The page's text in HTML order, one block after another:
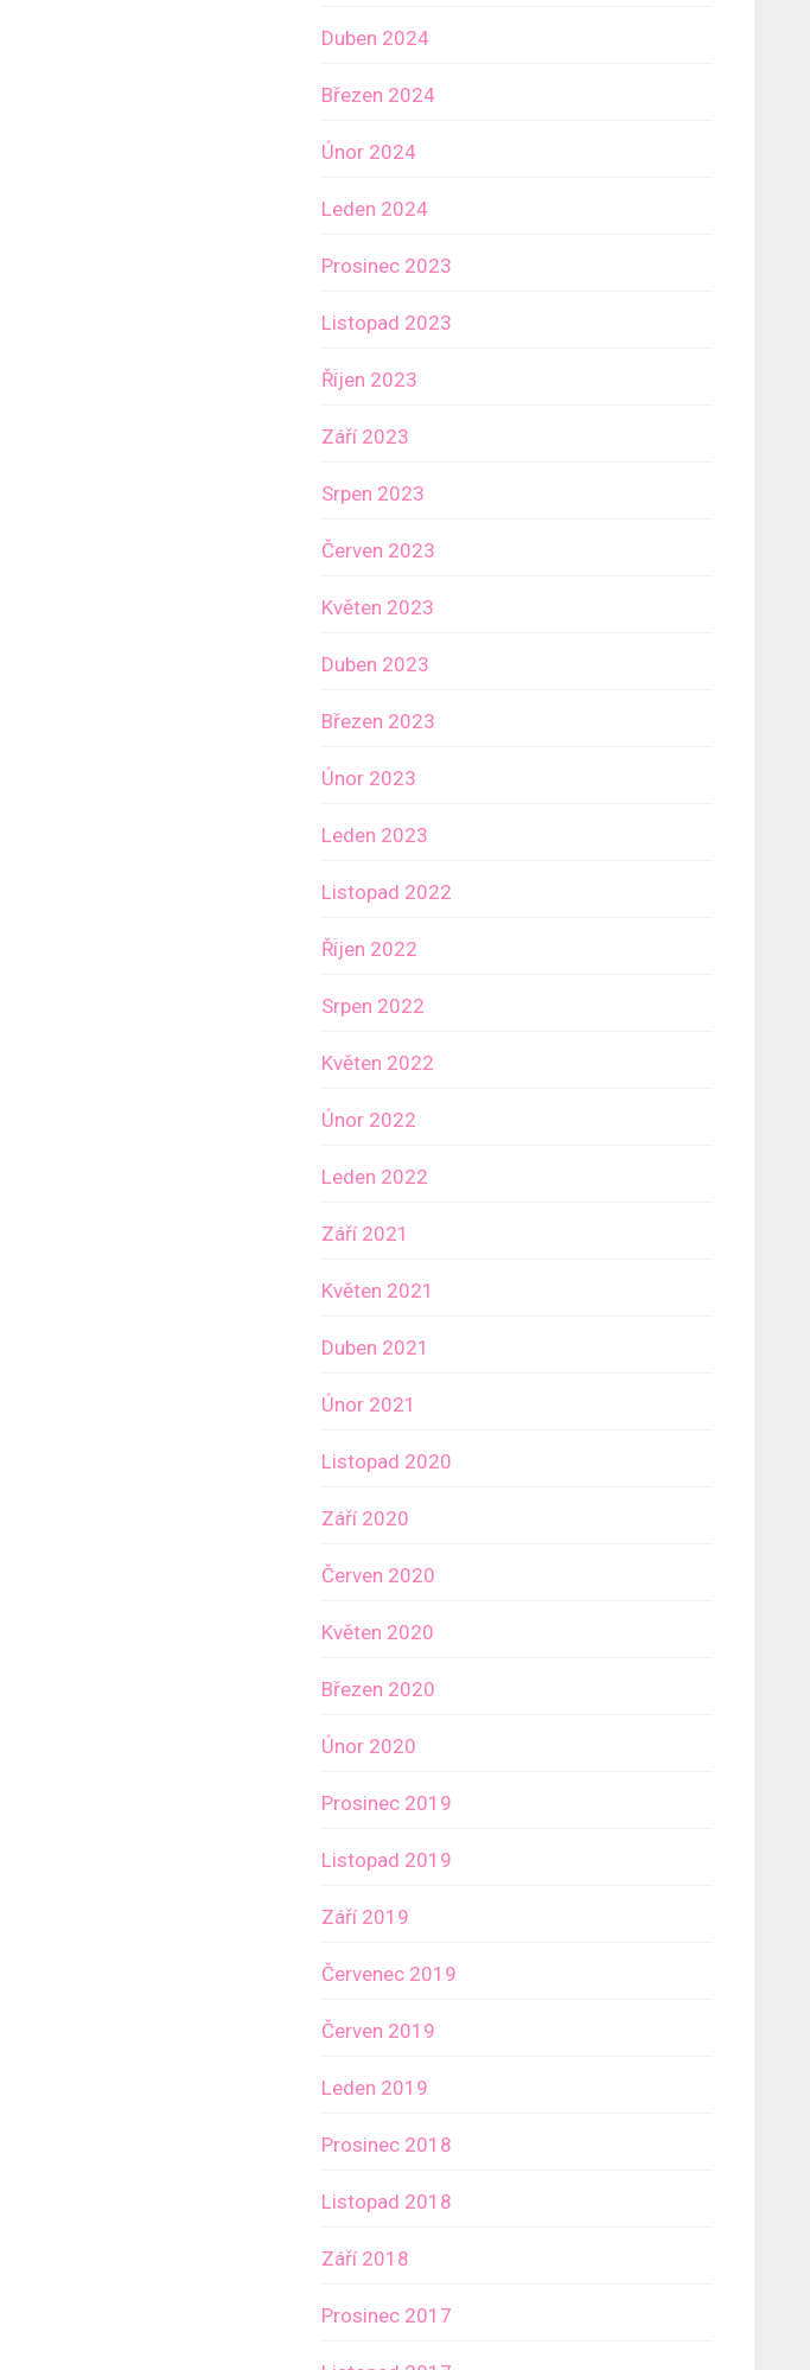
Duben 2024
Březen 2024
Únor 2024
Leden 2024
Prosinec 2023
Listopad 2023
Říjen 2023
Září 2023
Srpen 2023
Červen 2023
Květen 2023
Duben 2023
Březen 2023
Únor 2023
Leden 2023
Listopad 2022
Říjen 2022
Srpen 2022
Květen 2022
Únor 2022
Leden 2022
Září 2021
Květen 2021
Duben 2021
Únor 2021
Listopad 2020
Září 2020
Červen 2020
Květen 2020
Březen 2020
Únor 2020
Prosinec 2019
Listopad 2019
Září 2019
Červenec 2019
Červen 2019
Leden 2019
Prosinec 2018
Listopad 2018
Září 2018
Prosinec 2017